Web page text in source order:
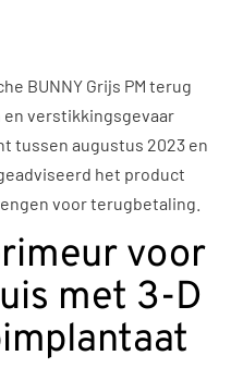
BUNNY Grijs PM terug
en verstikkingsgevaar
tussen augustus 2023 en
het product
voor terugbetaling.
voor
met 3-D